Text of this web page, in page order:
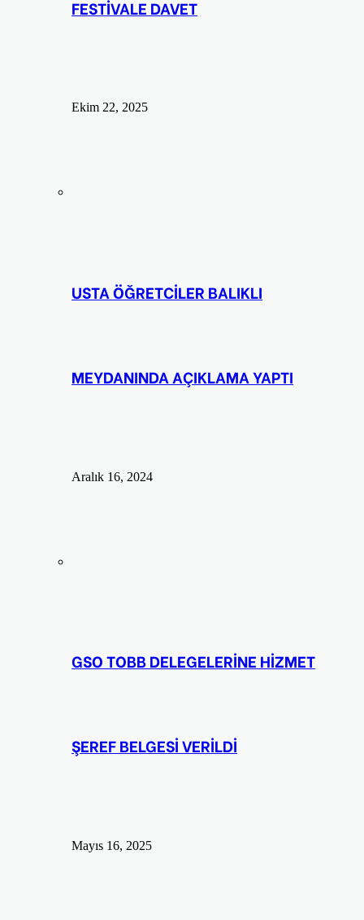
FESTİVALE DAVET
Ekim 22, 2025
USTA ÖĞRETCİLER BALIKLI
MEYDANINDA AÇIKLAMA YAPTI
Aralık 16, 2024
GSO TOBB DELEGELERİNE HİZMET
ŞEREF BELGESİ VERİLDİ
Mayıs 16, 2025